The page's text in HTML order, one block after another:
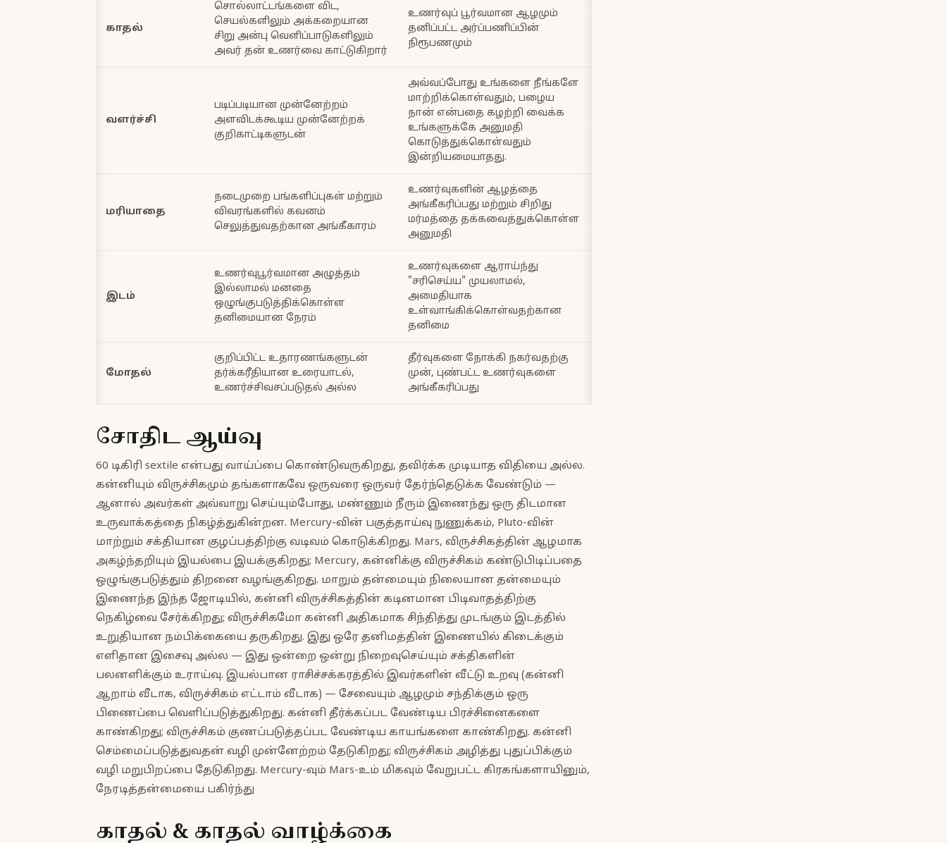
காதல்
சொல்லாட்டங்களை விட,
செயல்களிலும் அக்கறையான
சிறு அன்பு வெளிப்பாடுகளிலும்
அவர் தன் உணர்வை காட்டுகிறார்
உணர்வுப் பூர்வமான ஆழமும்
தனிப்பட்ட அர்ப்பணிப்பின்
நிரூபணமும்
வளர்ச்சி
படிப்படியான முன்னேற்றம்
அளவிடக்கூடிய முன்னேற்றக்
குறிகாட்டிகளுடன்
அவ்வப்போது உங்களை நீங்களே
மாற்றிக்கொள்வதும், பழைய
நான் என்பதை கழற்றி வைக்க
உங்களுக்கே அனுமதி
கொடுத்துக்கொள்வதும்
இன்றியமையாதது.
மரியாதை
நடைமுறை பங்களிப்புகள் மற்றும்
விவரங்களில் கவனம்
செலுத்துவதற்கான அங்கீகாரம்
உணர்வுகளின் ஆழத்தை
அங்கீகரிப்பது மற்றும் சிறிது
மர்மத்தை தக்கவைத்துக்கொள்ள
அனுமதி
இடம்
உணர்வுபூர்வமான அழுத்தம்
இல்லாமல் மனதை
ஒழுங்குபடுத்திக்கொள்ள
தனிமையான நேரம்
உணர்வுகளை ஆராய்ந்து
"சரிசெய்ய" முயலாமல்,
அமைதியாக
உள்வாங்கிக்கொள்வதற்கான
தனிமை
மோதல்
குறிப்பிட்ட உதாரணங்களுடன்
தர்க்கரீதியான உரையாடல்,
உணர்ச்சிவசப்படுதல் அல்ல
தீர்வுகளை நோக்கி நகர்வதற்கு
முன், புண்பட்ட உணர்வுகளை
அங்கீகரிப்பது
சோதிட ஆய்வு
60 டிகிரி sextile என்பது வாய்ப்பை கொண்டுவருகிறது, தவிர்க்க முடியாத விதியை அல்ல.
கன்னியும் விருச்சிகமும் தங்களாகவே ஒருவரை ஒருவர் தேர்ந்தெடுக்க வேண்டும் —
ஆனால் அவர்கள் அவ்வாறு செய்யும்போது, மண்ணும் நீரும் இணைந்து ஒரு திடமான
உருவாக்கத்தை நிகழ்த்துகின்றன. Mercury-வின் பகுத்தாய்வு நுணுக்கம், Pluto-வின்
மாற்றும் சக்தியான குழப்பத்திற்கு வடிவம் கொடுக்கிறது. Mars, விருச்சிகத்தின் ஆழமாக
அகழ்ந்தறியும் இயல்பை இயக்குகிறது; Mercury, கன்னிக்கு விருச்சிகம் கண்டுபிடிப்பதை
ஒழுங்குபடுத்தும் திறனை வழங்குகிறது. மாறும் தன்மையும் நிலையான தன்மையும்
இணைந்த இந்த ஜோடியில், கன்னி விருச்சிகத்தின் கடினமான பிடிவாதத்திற்கு
நெகிழ்வை சேர்க்கிறது; விருச்சிகமோ கன்னி அதிகமாக சிந்தித்து முடங்கும் இடத்தில்
உறுதியான நம்பிக்கையை தருகிறது. இது ஒரே தனிமத்தின் இணையில் கிடைக்கும்
எளிதான இசைவு அல்ல — இது ஒன்றை ஒன்று நிறைவுசெய்யும் சக்திகளின்
பலனளிக்கும் உராய்வு. இயல்பான ராசிச்சக்கரத்தில் இவர்களின் வீட்டு உறவு (கன்னி
ஆறாம் வீடாக, விருச்சிகம் எட்டாம் வீடாக) — சேவையும் ஆழமும் சந்திக்கும் ஒரு
பிணைப்பை வெளிப்படுத்துகிறது. கன்னி தீர்க்கப்பட வேண்டிய பிரச்சினைகளை
காண்கிறது; விருச்சிகம் குணப்படுத்தப்பட வேண்டிய காயங்களை காண்கிறது. கன்னி
செம்மைப்படுத்துவதன் வழி முன்னேற்றம் தேடுகிறது; விருச்சிகம் அழித்து புதுப்பிக்கும்
வழி மறுபிறப்பை தேடுகிறது. Mercury-வும் Mars-உம் மிகவும் வேறுபட்ட கிரகங்களாயினும்,
நேரடித்தன்மையை பகிர்ந்து
காதல் & காதல் வாழ்க்கை